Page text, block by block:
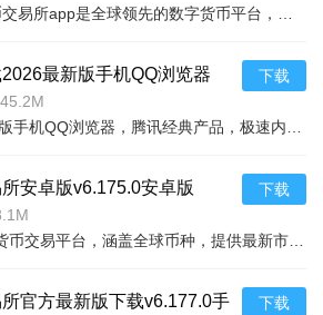
最新版手机QQ浏览器
官方安卓版
下载
安卓版v6.175.0安卓版 下载
所官方最新版下载v6.177.0手
下载